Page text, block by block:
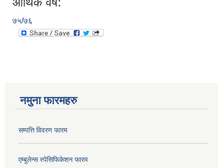
७५/७६
नमुना फारमहरु
सम्पत्ति विवरण फारम
एम्बुलेन्स स्पेसिफिकेशन फारम